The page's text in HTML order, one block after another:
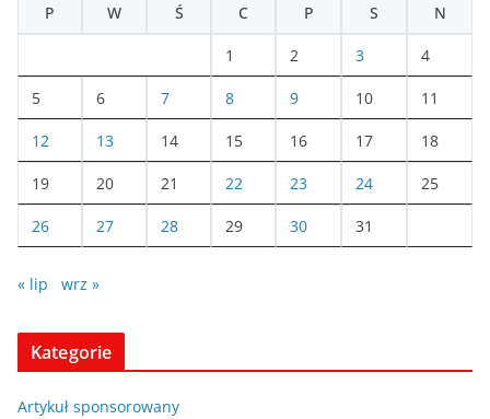
P
W Ś C P S N
1 2 3 4
5 6 7 8 9 10 11
12 13 14 15 16 17 18
19 20 21 22 23 24 25
26 27 28 29 30 31
« lip wrz »
Kategorie
Artykuł sponsorowany